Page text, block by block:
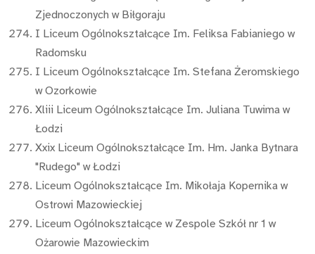
Zjednoczonych w Biłgoraju
I Liceum Ogólnokształcące Im. Feliksa Fabianiego w
Radomsku
I Liceum Ogólnokształcące Im. Stefana Żeromskiego
w Ozorkowie
Xliii Liceum Ogólnokształcące Im. Juliana Tuwima w
Łodzi
Xxix Liceum Ogólnokształcące Im. Hm. Janka Bytnara
"Rudego" w Łodzi
Liceum Ogólnokształcące Im. Mikołaja Kopernika w
Ostrowi Mazowieckiej
Liceum Ogólnokształcące w Zespole Szkół nr 1 w
Ożarowie Mazowieckim